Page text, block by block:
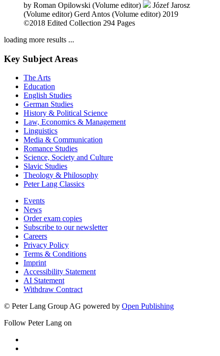
by Roman Opilowski (Volume editor)
Józef Jarosz
(Volume editor) Gerd Antos (Volume editor) 2019
©2018 Edited Collection 294 Pages
loading more results ...
Key Subject Areas
The Arts
Education
English Studies
German Studies
History & Political Science
Law, Economics & Management
Linguistics
Media & Communication
Romance Studies
Science, Society and Culture
Slavic Studies
Theology & Philosophy
Peter Lang Classics
Events
News
Order exam copies
Subscribe to our newsletter
Careers
Privacy Policy
Terms & Conditions
Imprint
Accessibility Statement
AI Statement
Withdraw Contract
© Peter Lang Group AG powered by Open Publishing
Follow Peter Lang on